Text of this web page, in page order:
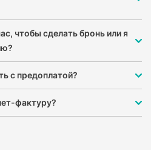
чтобы сделать бронь или я
с предоплатой?
фактуру?